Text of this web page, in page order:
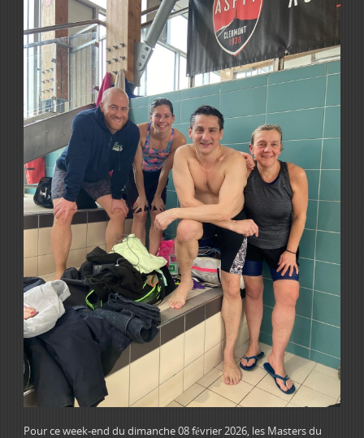
Pour ce week-end du dimanche 08 février 2026, les Masters du